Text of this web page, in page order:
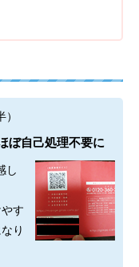
ぼ自己処理不要に
し
す
り